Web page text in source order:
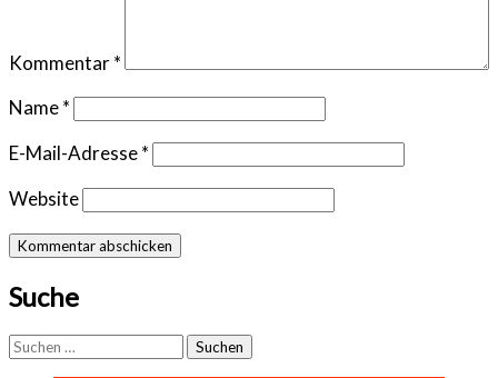
Kommentar*
Name*
E-Mail-Adresse*
Website
Suche
Suchen
nach: